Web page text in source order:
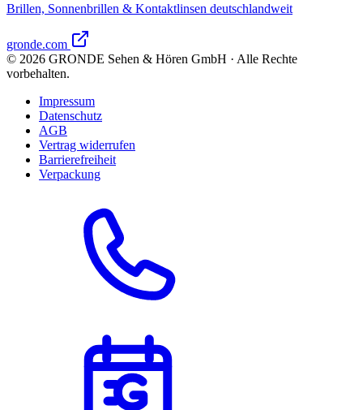
Brillen, Sonnenbrillen & Kontaktlinsen deutschlandweit
gronde.com
© 2026 GRONDE Sehen & Hören GmbH · Alle Rechte
vorbehalten.
Impressum
Datenschutz
AGB
Vertrag widerrufen
Barrierefreiheit
Verpackung